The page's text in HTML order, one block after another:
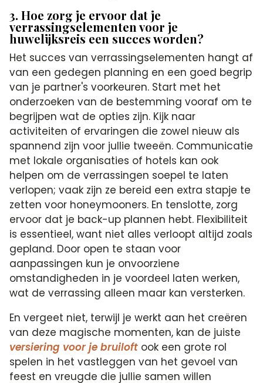
3. Hoe zorg je ervoor dat je
verrassingselementen voor je
huwelijksreis een succes worden?
Het succes van verrassingselementen hangt af
van een gedegen planning en een goed begrip
van je partner's voorkeuren. Start met het
onderzoeken van de bestemming vooraf om te
begrijpen wat de opties zijn. Kijk naar
activiteiten of ervaringen die zowel nieuw als
spannend zijn voor jullie tweeën. Communicatie
met lokale organisaties of hotels kan ook
helpen om de verrassingen soepel te laten
verlopen; vaak zijn ze bereid een extra stapje te
zetten voor honeymooners. En tenslotte, zorg
ervoor dat je back-up plannen hebt. Flexibiliteit
is essentieel, want niet alles verloopt altijd zoals
gepland. Door open te staan voor
aanpassingen kun je onvoorziene
omstandigheden in je voordeel laten werken,
wat de verrassing alleen maar kan versterken.
En vergeet niet, terwijl je werkt aan het creëren
van deze magische momenten, kan de juiste
versiering voor je bruiloft ook een grote rol
spelen in het vastleggen van het gevoel van
feest en vreugde die jullie samen willen